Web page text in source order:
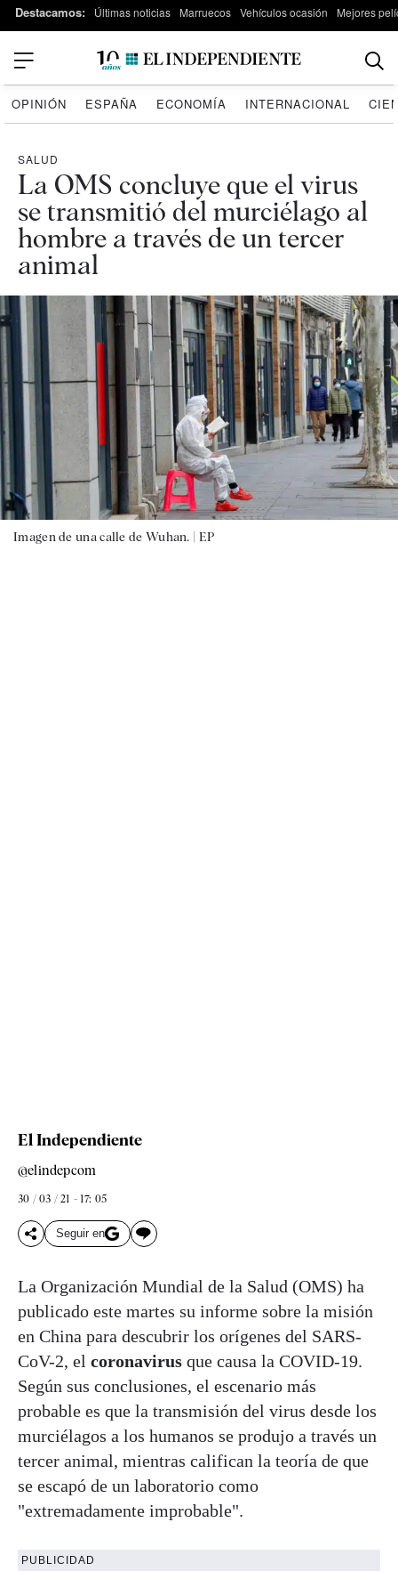
Destacamos: Últimas noticias Marruecos Vehículos ocasión Mejores
OPINIÓN ESPAÑA ECONOMÍA INTERNACIONAL
SALUD
La OMS concluye que el virus
se transmitió del murciélago al
hombre a través de un tercer
animal
Imagen de una calle de Wuhan. | EP
El Independiente
@elindepcom
30 / 03 / 21 - 17: 05
Seguir en
La Organización Mundial de la Salud (OMS) ha
publicado este martes su informe sobre la misión
en China para descubrir los orígenes del SARS-
CoV-2, el coronavirus que causa la COVID-19.
Según sus conclusiones, el escenario más
probable es que la transmisión del virus desde los
murciélagos a los humanos se produjo a través un
tercer animal, mientras califican la teoría de que
se escapó de un laboratorio como
"extremadamente improbable".
PUBLICIDAD